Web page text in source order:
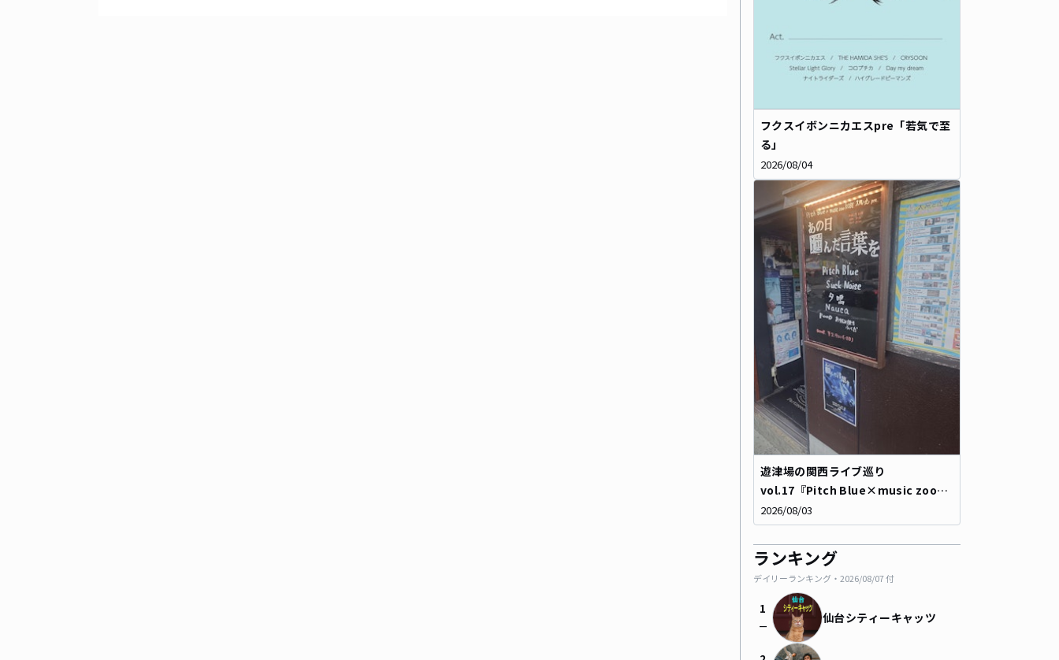
フクスイボンニカエスpre「若気で至
る」
2026/08/04
遊津場の関西ライブ巡り
vol.17『Pitch Blue×music zoo
KOBE 太陽と虎 pre「あの日選んだ言
葉を」』
2026/08/03
ランキング
デイリーランキング・ 2026/08/07付
1
check_indeterminate_small 仙台シティーキャッツ